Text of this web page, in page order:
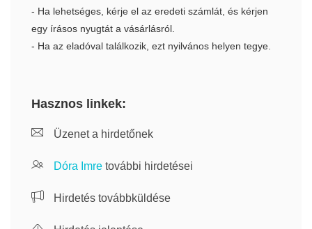
- Ha lehetséges, kérje el az eredeti számlát, és kérjen
egy írásos nyugtát a vásárlásról.
- Ha az eladóval találkozik, ezt nyilvános helyen tegye.
Hasznos linkek:
Üzenet a hirdetőnek
Dóra Imre további hirdetései
Hirdetés továbbküldése